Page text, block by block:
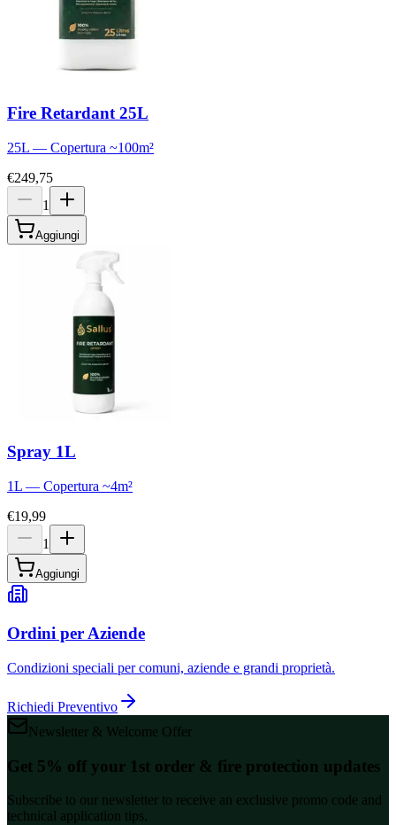
Fire Retardant 25L
25L — Copertura ~100m²
€249,75
1
Aggiungi
Spray 1L
1L — Copertura ~4m²
€19,99
1
Aggiungi
Ordini per Aziende
Condizioni speciali per comuni, aziende e grandi proprietà.
Richiedi Preventivo
Newsletter & Welcome Offer
Get 5% off your 1st order & fire protection updates
Subscribe to our newsletter to receive an exclusive promo code and
technical application tips.